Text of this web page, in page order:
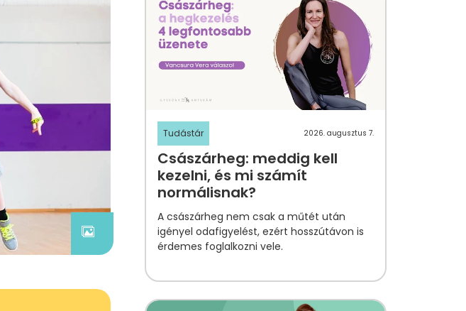
Tudástár 2026. augusztus 7.
Császárheg: meddig kell
kezelni, és mi számít
normálisnak?
A császárheg nem csak a műtét után
igényel odafigyelést, ezért hosszútávon is
érdemes foglalkozni vele.